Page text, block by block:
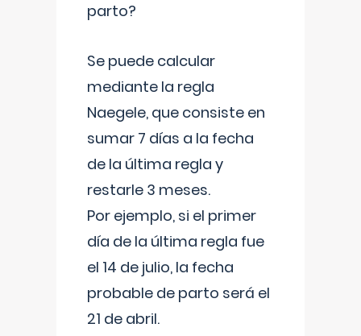
parto?
Se puede calcular
mediante la regla
Naegele, que consiste en
sumar 7 días a la fecha
de la última regla y
restarle 3 meses.
Por ejemplo, si el primer
día de la última regla fue
el 14 de julio, la fecha
probable de parto será el
21 de abril.